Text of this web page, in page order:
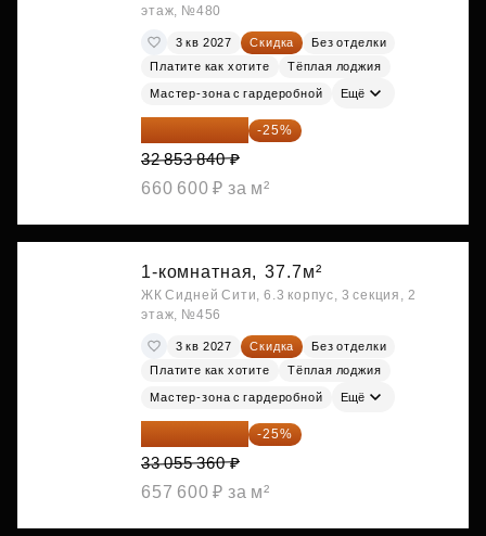
этаж, №480
3 кв 2027 Скидка
Без отделки
Платите как хотите
Тёплая лоджия
Мастер-зона с гардеробной Ещё
24 640 380 ₽ -25%
32 853 840 ₽
660 600 ₽ за м²
1-комнатная, 37.7м²
ЖК Сидней Сити, 6.3 корпус, 3 секция, 2
этаж, №456
3 кв 2027 Скидка
Без отделки
Платите как хотите
Тёплая лоджия
Мастер-зона с гардеробной Ещё
24 791 520 ₽ -25%
33 055 360 ₽
657 600 ₽ за м²